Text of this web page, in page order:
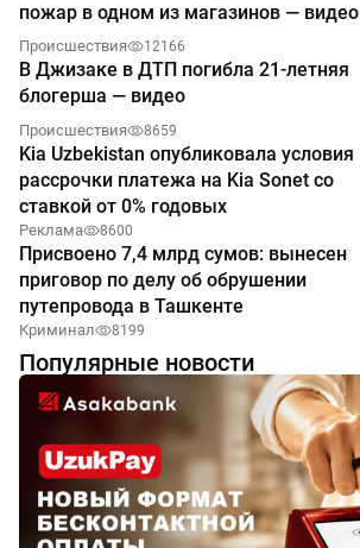
пожар в одном из магазинов — видео
Происшествия 12166
В Джизаке в ДТП погибла 21-летняя
блогерша — видео
Происшествия 8659
Kia Uzbekistan опубликовала условия
рассрочки платежа на Kia Sonet со
ставкой от 0% годовых
Реклама 8600
Присвоено 7,4 млрд сумов: вынесен
приговор по делу об обрушении
путепровода в Ташкенте
Криминал 8199
Популярные новости